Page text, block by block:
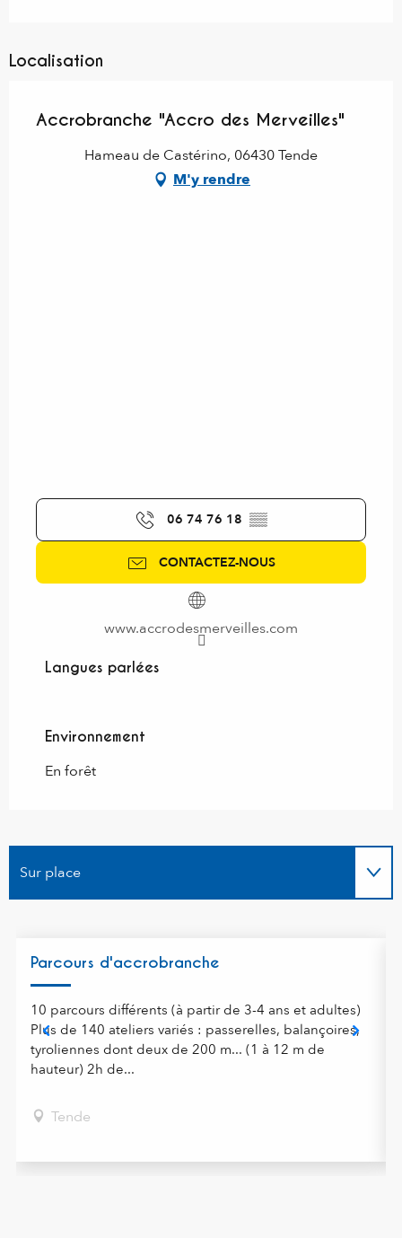
Localisation
Accrobranche "Accro des Merveilles"
Hameau de Castérino, 06430 Tende
M'y rendre
06 74 76 18 ▒▒
CONTACTEZ-NOUS
www.accrodesmerveilles.com
Langues parlées
Langues parlées
Environnement
Environnement
En forêt
Sur place
Parcours d'accrobranche
10 parcours différents (à partir de 3-4 ans et adultes)
Plus de 140 ateliers variés : passerelles, balançoires,
tyroliennes dont deux de 200 m... (1 à 12 m de
hauteur) 2h de...
Tende